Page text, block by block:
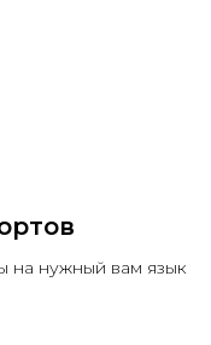
на нужный вам язык